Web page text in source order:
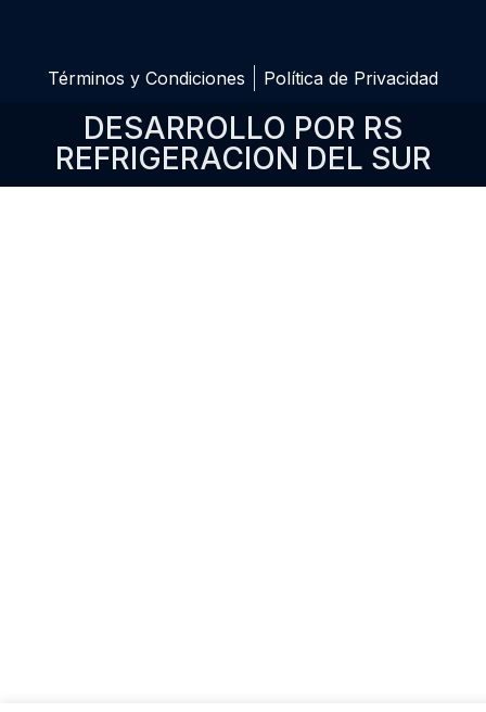
Términos y Condiciones Política de Privacidad
DESARROLLO POR RS
REFRIGERACION DEL SUR